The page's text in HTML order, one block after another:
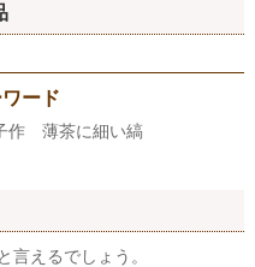
ード
作 薄茶に細い縞
言えるでしょう。